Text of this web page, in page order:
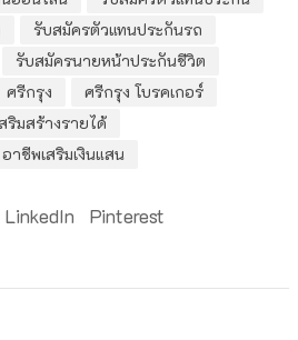
รับสมัครตัวแทนประกันรถ
รับสมัครนายหน้าประกันชีวิต
ศรีกรุง
ศรีกรุง โบรคเกอร์
ริมสร้างรายได้
อาชีพเสริมเงินแสน
LinkedIn Pinterest